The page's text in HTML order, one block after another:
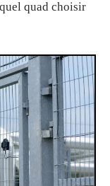
quad choisir